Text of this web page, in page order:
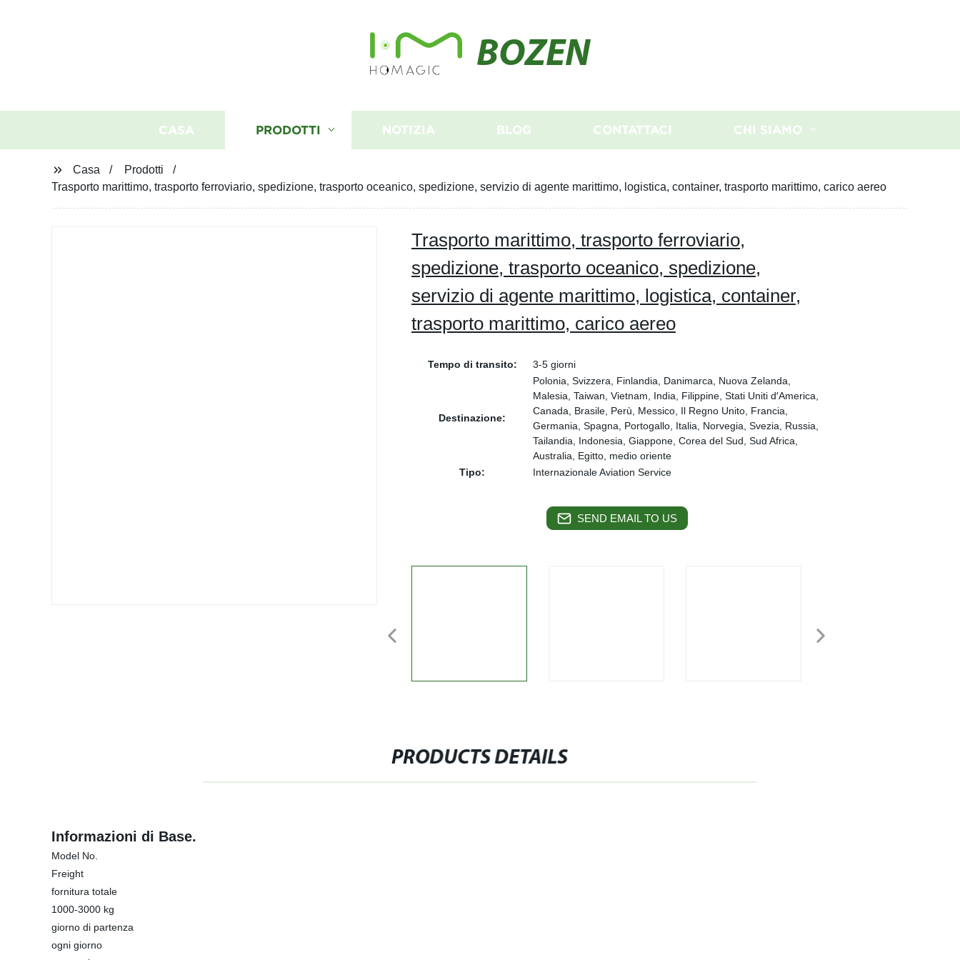
BOZEN
CASA PRODOTTI NOTIZIA BLOG CONTATTACI CHI SIAMO
Casa
Prodotti
Trasporto marittimo, trasporto ferroviario, spedizione, trasporto oceanico, spedizione, servizio di agente marittimo, logistica, container, trasporto marittimo, carico aereo
Trasporto marittimo, trasporto ferroviario,
spedizione, trasporto oceanico, spedizione,
servizio di agente marittimo, logistica, container,
trasporto marittimo, carico aereo
Tempo di transito: 3-5 giorni
Destinazione:
Polonia, Svizzera, Finlandia, Danimarca, Nuova Zelanda,
Malesia, Taiwan, Vietnam, India, Filippine, Stati Uniti d′America,
Canada, Brasile, Perù, Messico, Il Regno Unito, Francia,
Germania, Spagna, Portogallo, Italia, Norvegia, Svezia, Russia,
Tailandia, Indonesia, Giappone, Corea del Sud, Sud Africa,
Australia, Egitto, medio oriente
Tipo:
Internazionale Aviation Service
SEND EMAIL TO US
PRODUCTS DETAILS
Informazioni di Base.
Model No.
Freight
fornitura totale
1000-3000 kg
giorno di partenza
ogni giorno